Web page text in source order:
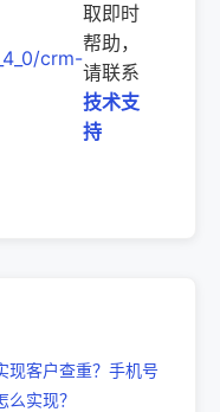
crm-
取即时
帮助，
请联系
技术支
持
现客户查重？手机号
么实现？